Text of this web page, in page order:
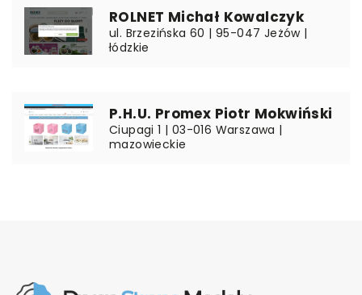
ROLNET Michał Kowalczyk
ul. Brzezińska 60 | 95-047 Jeżów |
łódzkie
P.H.U. Promex Piotr Mokwiński
Ciupagi 1 | 03-016 Warszawa |
mazowieckie